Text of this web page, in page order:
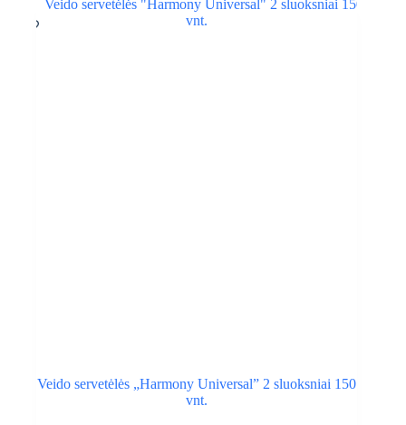
Veido servetėlės „Harmony Universal” 2 sluoksniai 150
vnt.